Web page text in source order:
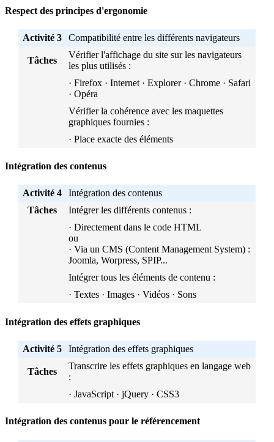
Respect des principes d'ergonomie
Activité 3 Compatibilité entre les différents navigateurs
Tâches
Vérifier l'affichage du site sur les navigateurs
les plus utilisés :
· Firefox · Internet · Explorer · Chrome · Safari
· Opéra
Vérifier la cohérence avec les maquettes
graphiques fournies :
· Place exacte des éléments
Intégration des contenus
Activité 4
Intégration des contenus
Tâches
Intégrer les différents contenus :
· Directement dans le code HTML
ou
· Via un CMS (Content Management System) :
Joomla, Worpress, SPIP...
Intégrer tous les éléments de contenu :
· Textes · Images · Vidéos · Sons
Intégration des effets graphiques
Activité 5 Intégration des effets graphiques
Tâches
Transcrire les effets graphiques en langage web
:
· JavaScript · jQuery · CSS3
Intégration des contenus pour le référencement